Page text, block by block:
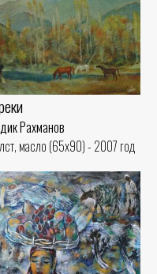
Рахманов
масло (65x90) - 2007 год